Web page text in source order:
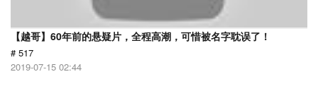
【越哥】60年前的悬疑片，全程高潮，可惜被名字耽误了！
# 517
2019-07-15 02:44